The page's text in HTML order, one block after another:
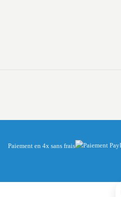
Paiement en 4x sans frais